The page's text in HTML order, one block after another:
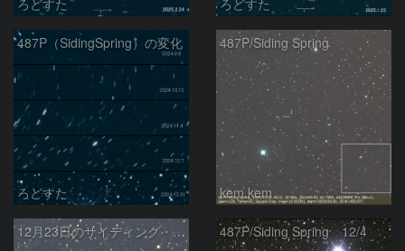
487P（SidingSpring）の変化
ろどすた
487P/Siding Spring
kem.kem
12月23日のサイディング・スプリング彗星 487P/Siding Spring 12/4